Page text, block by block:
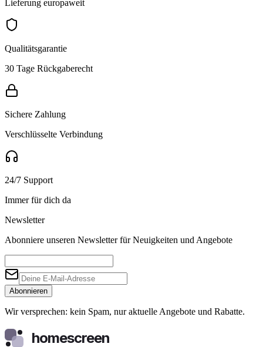
Lieferung europaweit
Qualitätsgarantie
30 Tage Rückgaberecht
Sichere Zahlung
Verschlüsselte Verbindung
24/7 Support
Immer für dich da
Newsletter
Abonniere unseren Newsletter für Neuigkeiten und Angebote
Abonnieren
Wir versprechen: kein Spam, nur aktuelle Angebote und Rabatte.
homescreen